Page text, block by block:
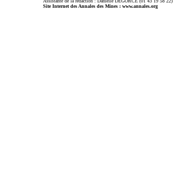
Site Internet des Annales des Mines : www.annales.org